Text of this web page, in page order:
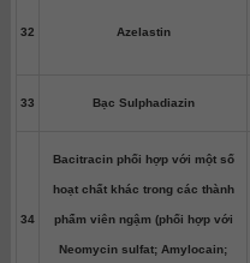
32 Azelastin
33 Bạc Sulphadiazin
34
Bacitracin phối hợp với một số
hoạt chất khác trong các thành
phẩm viên ngậm (phối hợp với
Neomycin sulfat; Amylocain;